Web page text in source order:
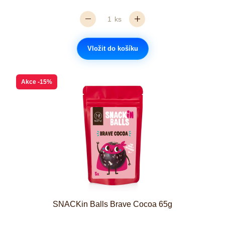
ks
Vložit do košíku
Akce -15%
SNACKin Balls Brave Cocoa 65g